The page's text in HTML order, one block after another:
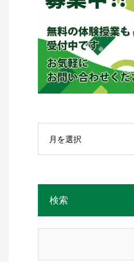
月を選択
検索